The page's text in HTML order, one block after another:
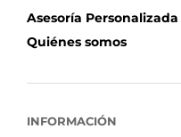
Asesoría Personalizada
Quiénes somos
INFORMACIÓN